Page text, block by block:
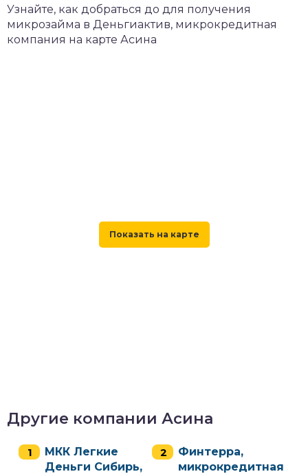
Узнайте, как добраться до для получения
микрозайма в Деньгиактив, микрокредитная
компания на карте Асина
Другие компании Асина
МКК Легкие
Деньги Сибирь,
Финтерра,
микрокредитная